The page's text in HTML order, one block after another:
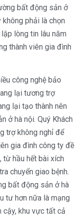
bất động sản ở
không phải là chọn
lòng tin lâu năm
thành viên gia đình
công nghệ bảo
lại tương trợ
lại tạo thành nên
ở hà nội. Quý Khách
trợ không nghỉ để
gia đình công ty đề
từ hầu hết bài xích
chuyển giao bệnh.
bất động sản ở hà
tư hơn nữa là mạng
cậy, khu vực tất cả